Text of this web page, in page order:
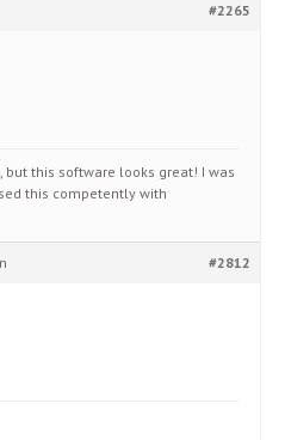
#2265
but this software looks great! I was
this competently with
#2812